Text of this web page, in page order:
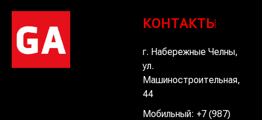
КОНТАКТЫ
г. Набережные Челны,
ул.
Машиностроительная,
44
Мобильный: +7 (987)